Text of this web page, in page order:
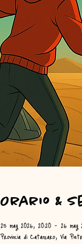
Orario &
25 mag 2026, 20:20 – 26 mag
Provincia di Catanzaro, Via